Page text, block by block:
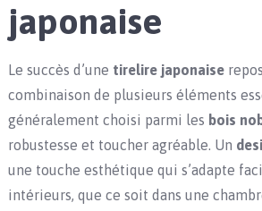
japonaise
Le succès d’une tirelire japonaise
combinaison de plusieurs éléments
généralement choisi parmi les bois
robustesse et toucher agréable. Un
une touche esthétique qui s’adapte
intérieurs, que ce soit dans une